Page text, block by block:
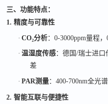
三、功能特点：
1. 精度与可靠性
·CO₂分析：0-3000ppm量程，
·温湿度传感：德国/瑞士进口
差
·PAR测量：400-700nm全光
2. 智能互联与便捷性